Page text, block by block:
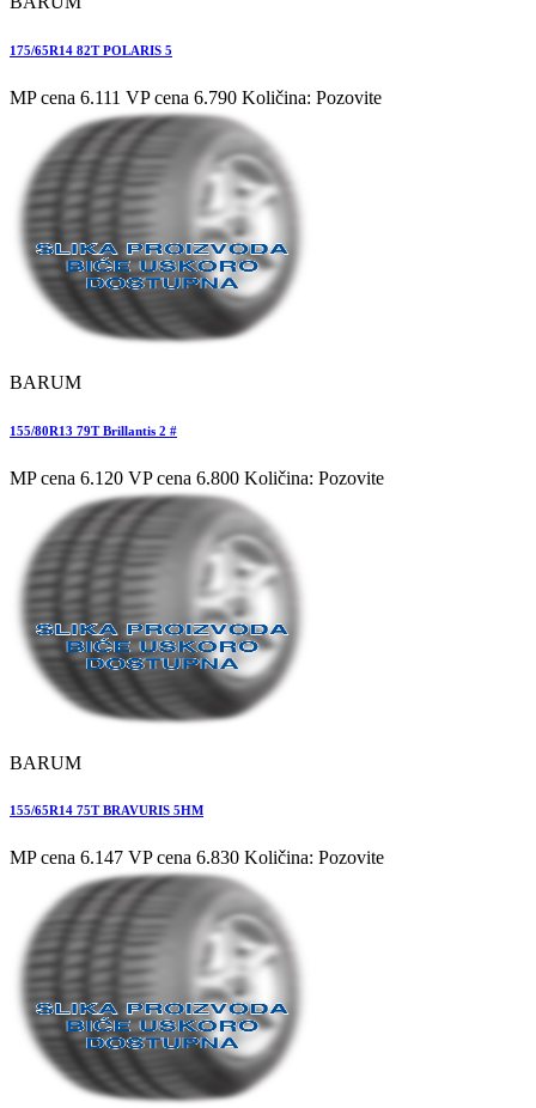
175/65R14 82T POLARIS 5
MP cena 6.111 VP cena 6.790 Količina: Pozovite
BARUM
155/80R13 79T Brillantis 2 #
MP cena 6.120 VP cena 6.800 Količina: Pozovite
BARUM
155/65R14 75T BRAVURIS 5HM
MP cena 6.147 VP cena 6.830 Količina: Pozovite